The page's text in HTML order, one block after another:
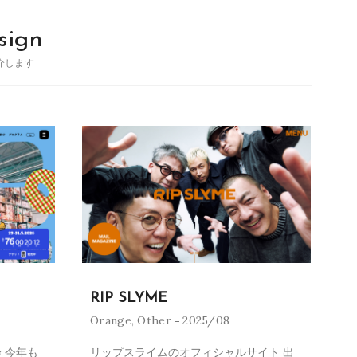
します
今年も
RIP SLYME
Orange,Other 2025/08
リップスライムのオフィシャルサイト 出